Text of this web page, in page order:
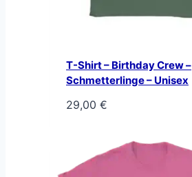
T-Shirt – Birthday Crew –
Schmetterlinge – Unisex
29,00 €